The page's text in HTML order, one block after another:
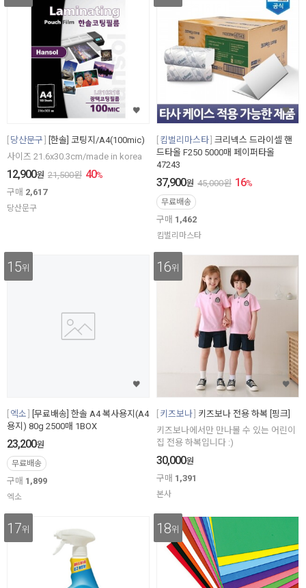
당산문구
[한솔] 코팅지/A4(100mic)
사이즈 21.6x30.3cm/made in korea
12,900원 21,500원 40%
구매 2,617
당산문구
킴벌리마스타 크리넥스 드라이셀 핸
드타올 F250 5000매 페이퍼타올
47243
37,900원 45,000원 16%
무료배송
구매 1,462
킴벌리마스타
15위
엑소
[무료배송] 한솔 A4 복사용지(A4
용지) 80g 2500매 1BOX
23,200원
무료배송
구매 1,899
엑소
16위
키즈보나 키즈보나 전용 하복 [핑크]
키즈보나에서만 만나볼 수 있는 어린이
집 전용 하복입니다 :)
30,000원
구매 1,391
본사
17위 18위